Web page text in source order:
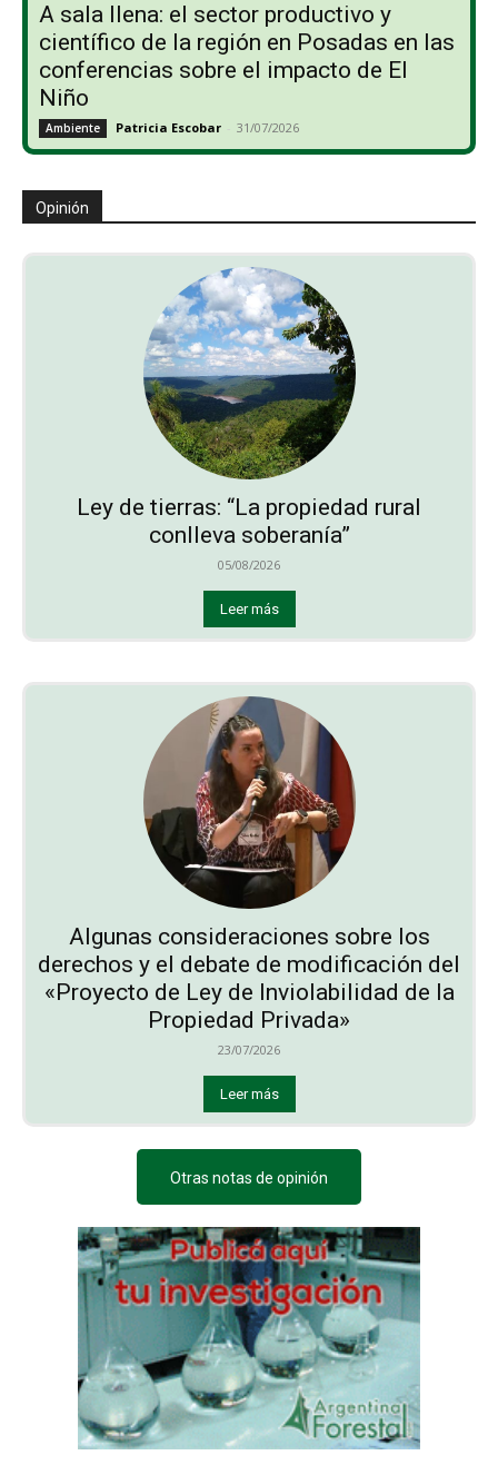
A sala llena: el sector productivo y
científico de la región en Posadas en las
conferencias sobre el impacto de El
Niño
Ambiente Patricia Escobar - 31/07/2026
Opinión
Ley de tierras: “La propiedad rural
conlleva soberanía”
05/08/2026
Leer más
Algunas consideraciones sobre los
derechos y el debate de modificación del
«Proyecto de Ley de Inviolabilidad de la
Propiedad Privada»
23/07/2026
Leer más
Otras notas de opinión